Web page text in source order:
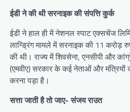
ईडी ने की थी सरनाइक की संपत्ति कुर्क
ईडी ने हाल ही में नेशनल स्पाट एक्सचेंज
लान्ड्रिंग मामले में सरनाइक की 11 करोड़
की थी। राज्य में शिवसेना, एनसीपी और
(एमवीए) सरकार के कई नेताओं और मंत्रियों
करना पड़ा है।
सत्ता जाती है तो जाए- संजय राउत